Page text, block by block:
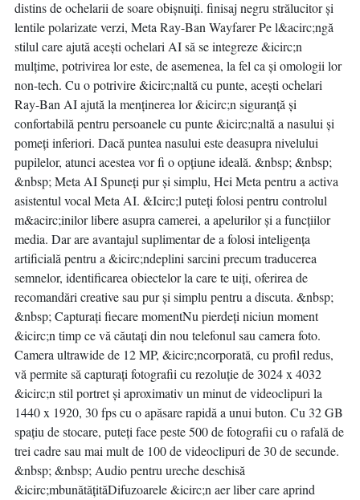
distins de ochelarii de soare obișnuiți. finisaj negru strălucitor și
lentile polarizate verzi, Meta Ray-Ban Wayfarer Pe l&acirc;ngă
stilul care ajută acești ochelari AI să se integreze &icirc;n
mulțime, potrivirea lor este, de asemenea, la fel ca și omologii lor
non-tech. Cu o potrivire &icirc;naltă cu punte, acești ochelari
Ray-Ban AI ajută la menținerea lor &icirc;n siguranță și
confortabilă pentru persoanele cu punte &icirc;naltă a nasului și
pomeți inferiori. Dacă puntea nasului este deasupra nivelului
pupilelor, atunci acestea vor fi o opțiune ideală. &nbsp; &nbsp;
&nbsp; Meta AI Spuneți pur și simplu, Hei Meta pentru a activa
asistentul vocal Meta AI. &Icirc;l puteți folosi pentru controlul
m&acirc;inilor libere asupra camerei, a apelurilor și a funcțiilor
media. Dar are avantajul suplimentar de a folosi inteligența
artificială pentru a &icirc;ndeplini sarcini precum traducerea
semnelor, identificarea obiectelor la care te uiți, oferirea de
recomandări creative sau pur și simplu pentru a discuta. &nbsp;
&nbsp; Capturați fiecare momentNu pierdeți niciun moment
&icirc;n timp ce vă căutați din nou telefonul sau camera foto.
Camera ultrawide de 12 MP, &icirc;ncorporată, cu profil redus,
vă permite să capturați fotografii cu rezoluție de 3024 x 4032
&icirc;n stil portret și aproximativ un minut de videoclipuri la
1440 x 1920, 30 fps cu o apăsare rapidă a unui buton. Cu 32 GB
spațiu de stocare, puteți face peste 500 de fotografii cu o rafală de
trei cadre sau mai mult de 100 de videoclipuri de 30 de secunde.
&nbsp; &nbsp; Audio pentru ureche deschisă
&icirc;mbunătățităDifuzoarele &icirc;n aer liber care aprind